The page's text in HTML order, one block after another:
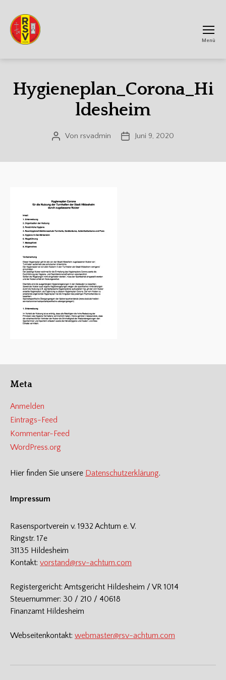
Menü
Hygieneplan_Corona_Hi
ldesheim
Beitragsautor
Von rsvadmin Veröffentlichungsdatum
Juni 9, 2020
Meta
Anmelden
Eintrags-Feed
Kommentar-Feed
WordPress.org
Hier finden Sie unsere Datenschutzerklärung.
Impressum
Rasensportverein v. 1932 Achtum e. V.
Ringstr. 17e
31135 Hildesheim
Kontakt: vorstand@rsv-achtum.com
Registergericht: Amtsgericht Hildesheim / VR 1014
Steuernummer: 30 / 210 / 40618
Finanzamt Hildesheim
Webseitenkontakt: webmaster@rsv-achtum.com